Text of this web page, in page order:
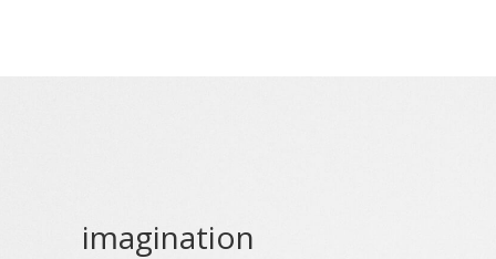
imagination